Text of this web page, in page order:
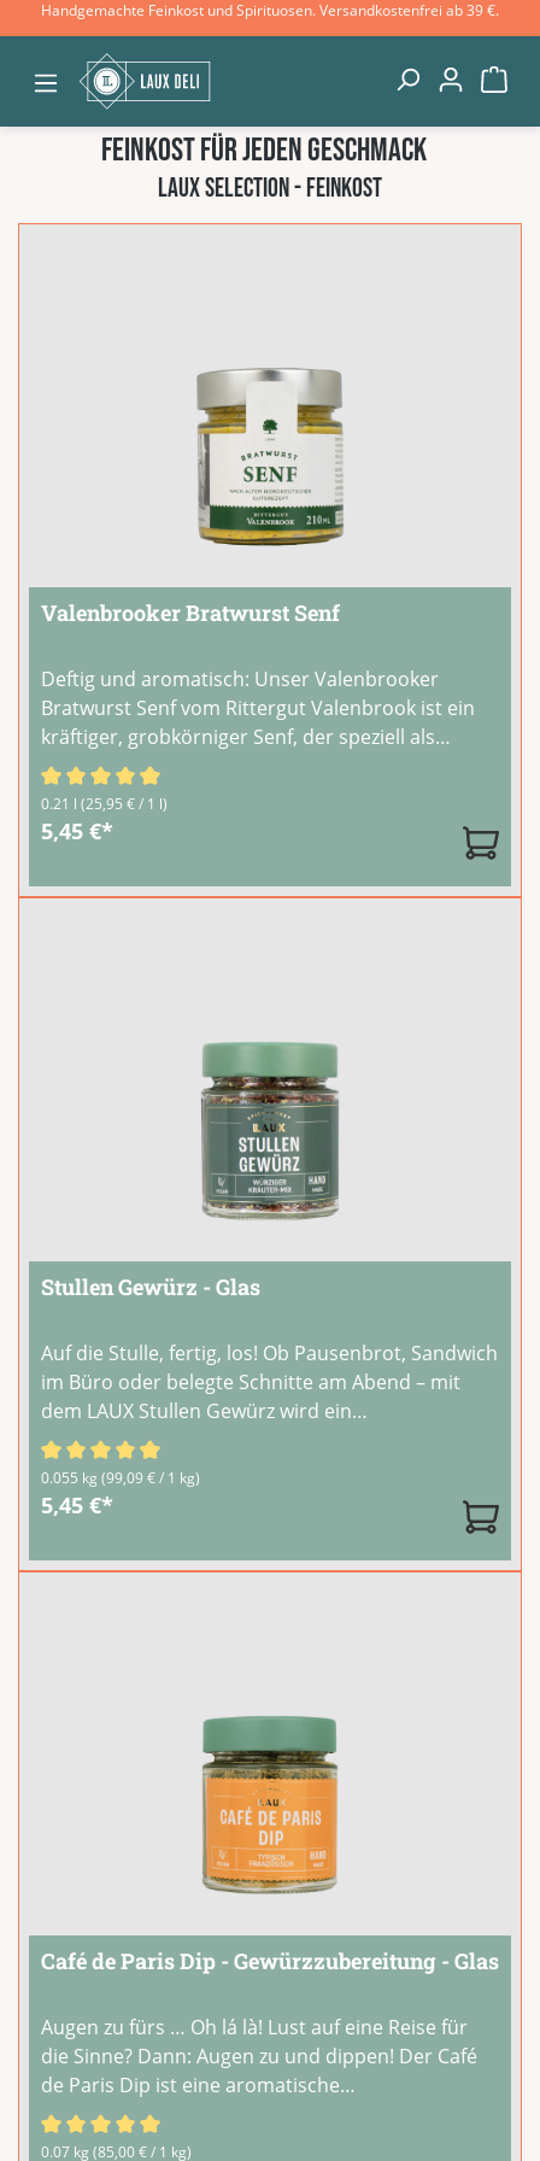
Zum Hauptinhalt springen
Handgemachte Feinkost und Spirituosen. Versandkostenfrei ab 39 €.
Feinkost für jeden Geschmack
Produktgalerie überspringen
LAUX SELECTION - Feinkost
Valenbrooker Bratwurst Senf
Deftig und aromatisch: Unser Valenbrooker
Bratwurst Senf vom Rittergut Valenbrook ist ein
kräftiger, grobkörniger Senf, der speziell als
Begleiter für Bratwurst und Grillgut entwickelt
wurde. Würzig, mit Biss und norddeutschem
Charakter.Er passt hervorragend zu
Durchschnittliche Bewertung von 4.83 von 5 Sternen
0.21 l (25,95 € / 1 l)
5,45 €*
Stullen Gewürz - Glas
Auf die Stulle, fertig, los! Ob Pausenbrot, Sandwich
im Büro oder belegte Schnitte am Abend – mit
dem LAUX Stullen Gewürz wird ein
Geschmackserlebnis daraus! Die bunte Mischung
aus Gartenkräutern, Lauch und Zwiebeln sowie
Tomatenflocken schmeckt nach Sommer und
Durchschnittliche Bewertung von 4.64 von 5 Sternen
0.055 kg (99,09 € / 1 kg)
5,45 €*
Café de Paris Dip - Gewürzzubereitung - Glas
Augen zu fürs … Oh lá là! Lust auf eine Reise für
die Sinne? Dann: Augen zu und dippen! Der Café
de Paris Dip ist eine aromatische
Gewürzzubereitung in Manufaktur-Qualität. Was
da auf deiner Zunge zergeht, ist also handgefertigt
Durchschnittliche Bewertung von 5 von 5 Sternen
0.07 kg (85,00 € / 1 kg)